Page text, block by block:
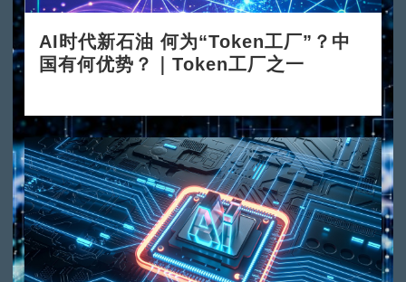
AI时代新石油 何为“Token工厂”？中
国有何优势？｜Token工厂之一